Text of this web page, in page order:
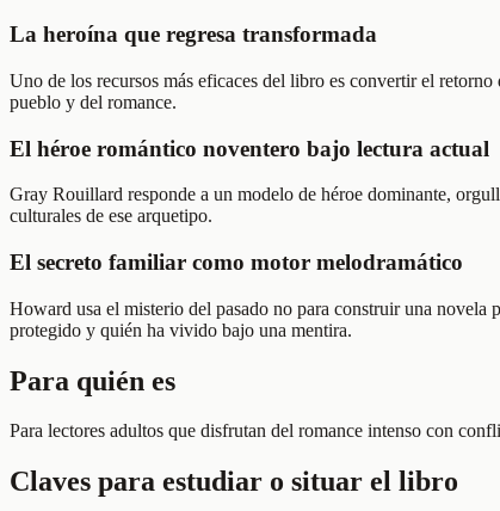
La heroína que regresa transformada
Uno de los recursos más eficaces del libro es convertir el
pueblo y del romance.
El héroe romántico noventero bajo lectura actual
Gray Rouillard responde a un modelo de héroe dominante,
culturales de ese arquetipo.
El secreto familiar como motor melodramático
Howard usa el misterio del pasado no para construir una
protegido y quién ha vivido bajo una mentira.
Para quién es
Para lectores adultos que disfrutan del romance intenso con
Claves para estudiar o situar el libro